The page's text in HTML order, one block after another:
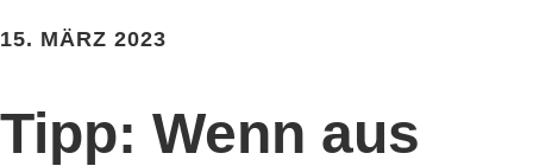
15. MÄRZ 2023
Tipp: Wenn aus